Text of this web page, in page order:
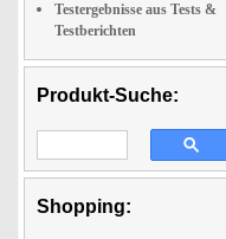
Testergebnisse aus Tests &
Testberichten
Produkt-Suche:
Shopping: